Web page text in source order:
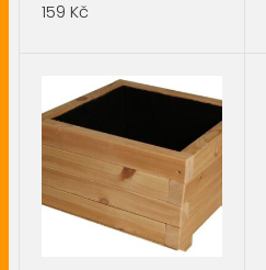
159 Kč